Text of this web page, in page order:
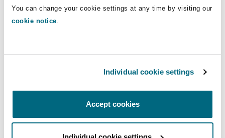
You can change your cookie settings at any time by visiting our
cookie notice
Individual cookie settings
Accept cookies
L’utilisation accrue de véhicules électriques se
poursuit, mais la demande en énergie qu’un
longues distances couvertes dans le domaine
des transports (aérien, maritime, routier, etc.),
davantage d’avancées technologiques – telles
que l’amélioration de la densité des batteries et
l’utilisation de biocombustibles et de